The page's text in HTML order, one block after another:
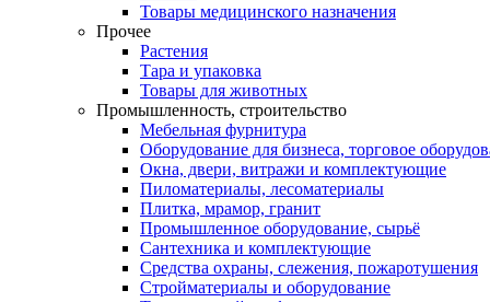
Товары медицинского назначения
Прочее
Растения
Тара и упаковка
Товары для животных
Промышленность, строительство
Мебельная фурнитура
Оборудование для бизнеса, торговое
Окна, двери, витражи и комплектующие
Пиломатериалы, лесоматериалы
Плитка, мрамор, гранит
Промышленное оборудование, сырьё
Сантехника и комплектующие
Средства охраны, слежения, пожаротушения
Стройматериалы и оборудование